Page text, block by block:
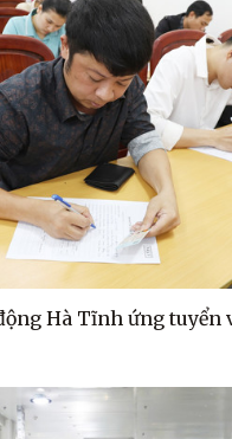
Hà Tĩnh ứng tuyển